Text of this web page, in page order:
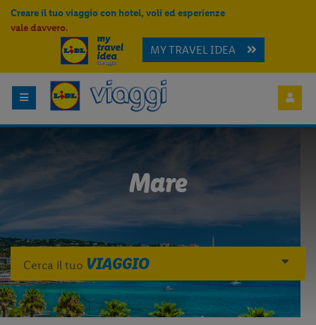
Creare il tuo viaggio con hotel, voli ed esperienze
vale davvero.
MY TRAVEL IDEA
Mare
Cerca il tuo VIAGGIO